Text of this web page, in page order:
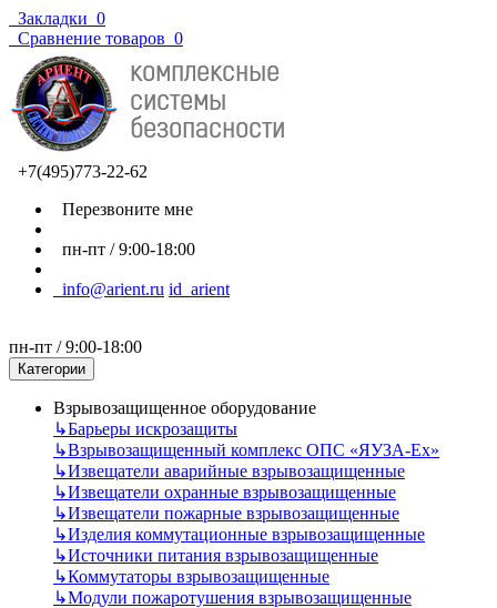
Закладки 0
Сравнение товаров 0
+7(495)773-22-62
Перезвоните мне
пн-пт / 9:00-18:00
info@arient.ru id_arient
пн-пт / 9:00-18:00
Категории
Взрывозащищенное оборудование
↳Барьеры искрозащиты
↳Взрывозащищенный комплекс ОПС «ЯУЗА-Ех»
↳Извещатели аварийные взрывозащищенные
↳Извещатели охранные взрывозащищенные
↳Извещатели пожарные взрывозащищенные
↳Изделия коммутационные взрывозащищенные
↳Источники питания взрывозащищенные
↳Коммутаторы взрывозащищенные
↳Модули пожаротушения взрывозащищенные